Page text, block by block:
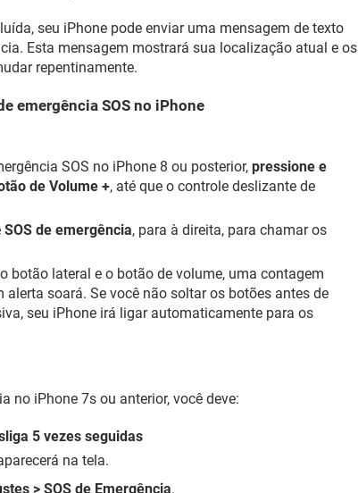
seu iPhone pode enviar uma mensagem de texto
Esta mensagem mostrará sua localização atual e os
repentinamente.
emergência SOS no iPhone
SOS no iPhone 8 ou posterior, pressione e
de Volume +, até que o controle deslizante de
SOS de emergência, para à direita, para chamar os
botão lateral e o botão de volume, uma contagem
alerta soará. Se você não soltar os botões antes de
seu iPhone irá ligar automaticamente para os
no iPhone 7s ou anterior, você deve:
5 vezes seguidas
na tela.
> SOS de Emergência.